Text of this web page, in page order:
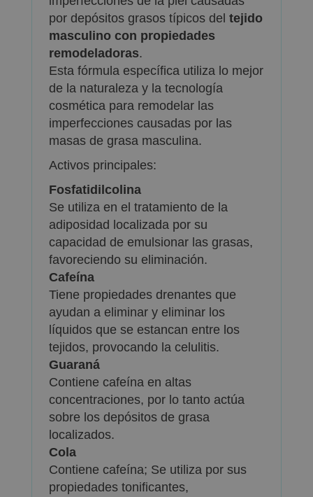
por depósitos grasos típicos deltejido
masculino con propiedades
remodeladoras.
Esta fórmula específica utiliza lo mejor
de la naturaleza y la tecnología
cosmética para remodelar las
imperfecciones causadas por las
masas de grasa masculina.
Activos principales:
Fosfatidilcolina
Se utiliza en el tratamiento de la
adiposidad localizada por su
capacidad de emulsionar las grasas,
favoreciendo su eliminación.
Cafeína
Tiene propiedades drenantes que
ayudan a eliminar y eliminar los
líquidos que se estancan entre los
tejidos, provocando la celulitis.
Guaraná
Contiene cafeína en altas
concentraciones, por lo tanto actúa
sobre los depósitos de grasa
localizados.
Cola
Contiene cafeína; Se utiliza por sus
propiedades tonificantes,